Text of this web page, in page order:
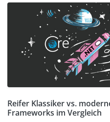
Reifer Klassiker vs.
Frameworks im Vergleich